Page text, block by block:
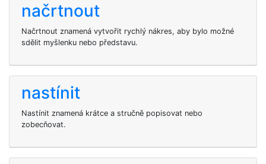
načrtnout
Načrtnout znamená vytvořit rychlý nákres, aby bylo možné
sdělit myšlenku nebo představu.
nastínit
Nastínit znamená krátce a stručně popisovat nebo
zobecňovat.